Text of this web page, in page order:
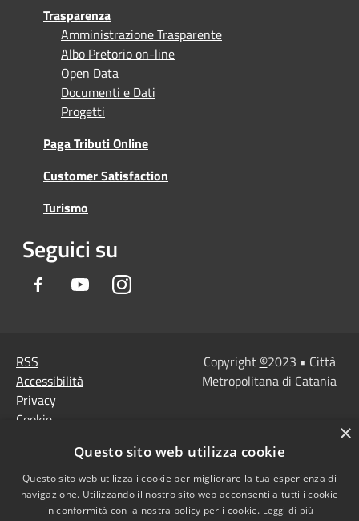
Trasparenza
Amministrazione Trasparente
Albo Pretorio on-line
Open Data
Documenti e Dati
Progetti
Paga Tributi Online
Customer Satisfaction
Turismo
Seguici su
Facebook YoutubeInstagram
RSS
Accessibilità
Privacy
Cookie
Note Legali
Agenzia per l'Italia
digitale
Copyright ©2023 • Città
Metropolitana di Catania
×
Questo sito web utilizza cookie
Questo sito web utilizza i cookie per migliorare la tua esperienza di
navigazione. Utilizzando il nostro sito web acconsenti a tutti i cookie
in conformità con la nostra policy per i cookie. Leggi di più